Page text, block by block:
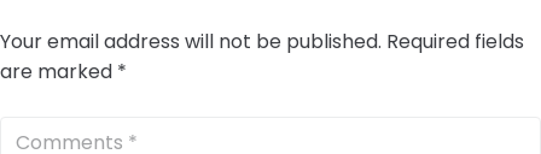
Your email address will not be published. Required fields
are marked *